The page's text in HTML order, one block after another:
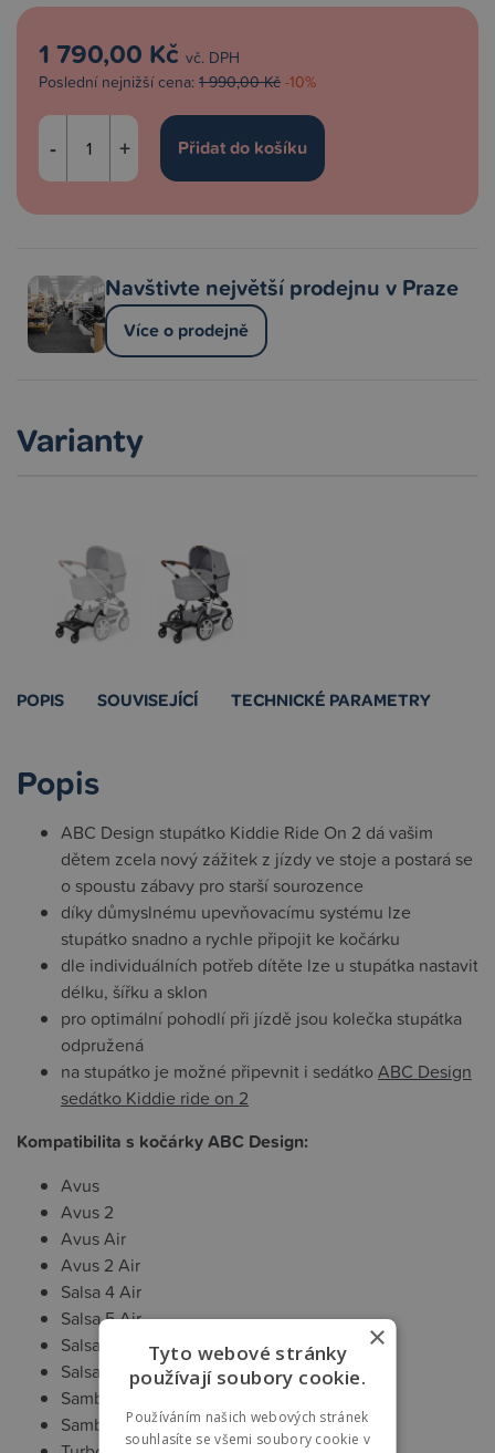
1 790,00 Kč vč. DPH
Poslední nejnižší cena: 1 990,00 Kč -10%
- +
Navštivte největší prodejnu v Praze
Více o prodejně
Varianty
POPIS SOUVISEJÍCÍ TECHNICKÉ PARAMETRY
Popis
ABC Design stupátko Kiddie Ride On 2 dá vašim
dětem zcela nový zážitek z jízdy ve stoje a postará se
o spoustu zábavy pro starší sourozence
díky důmyslnému upevňovacímu systému lze
stupátko snadno a rychle připojit ke kočárku
dle individuálních potřeb dítěte lze u stupátka nastavit
délku, šířku a sklon
pro optimální pohodlí při jízdě jsou kolečka stupátka
odpružená
na stupátko je možné připevnit i sedátkoABC Design
sedátko Kiddie ride on 2
Kompatibilita s kočárky ABC Design:
Avus
Avus 2
Avus Air
Avus 2 Air
Salsa 4 Air
Salsa 5 Air
Salsa Run
Salsa 5 Run
Samba
Samba 2
×
Tyto webové stránky
používají soubory cookie.
Používáním našich webových stránek
souhlasíte se všemi soubory cookie v